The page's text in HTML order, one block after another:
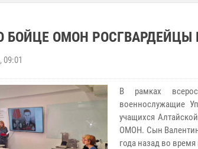
БОЙЦЕ ОМОН
09:01
В рамках
военнослужащие
учащихся
ОМОН. Сын
года назад во